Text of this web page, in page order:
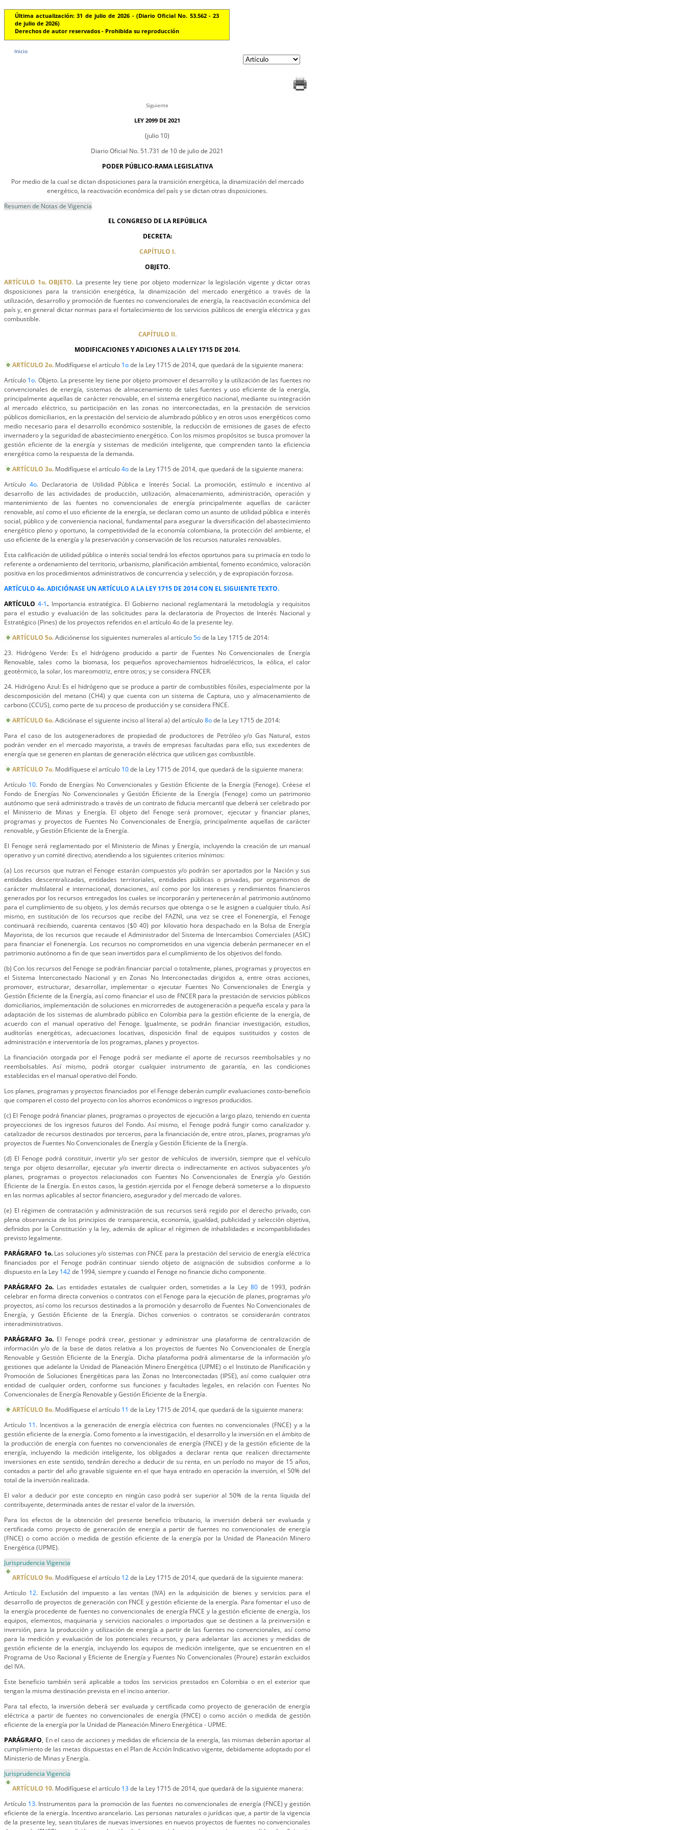
Última actualización: 31 de julio de 2026 - (Diario Oficial No. 53.562 - 23
de julio de 2026)
Derechos de autor reservados - Prohibida su reproducción
Inicio
Siguiente
LEY 2099 DE 2021
(julio 10)
Diario Oficial No. 51.731 de 10 de julio de 2021
PODER PÚBLICO-RAMA LEGISLATIVA
Por medio de la cual se dictan disposiciones para la transición energética, la dinamización del mercado
energético, la reactivación económica del país y se dictan otras disposiciones.
Resumen de Notas de Vigencia
EL CONGRESO DE LA REPÚBLICA
DECRETA:
CAPÍTULO I.
OBJETO.
ARTÍCULO 1o. OBJETO. La presente ley tiene por objeto modernizar la legislación vigente y dictar otras
disposiciones para la transición energética, la dinamización del mercado energético a través de la
utilización, desarrollo y promoción de fuentes no convencionales de energía, la reactivación económica del
país y, en general dictar normas para el fortalecimiento de los servicios públicos de energía eléctrica y gas
combustible.
CAPÍTULO II.
MODIFICACIONES Y ADICIONES A LA LEY 1715 DE 2014.
ARTÍCULO 2o. Modifíquese el artículo 1ode la Ley 1715 de 2014, que quedará de la siguiente manera:
Artículo 1o. Objeto. La presente ley tiene por objeto promover el desarrollo y la utilización de las fuentes no
convencionales de energía, sistemas de almacenamiento de tales fuentes y uso eficiente de la energía,
principalmente aquellas de carácter renovable, en el sistema energético nacional, mediante su integración
al mercado eléctrico, su participación en las zonas no interconectadas, en la prestación de servicios
públicos domiciliarios, en la prestación del servicio de alumbrado público y en otros usos energéticos como
medio necesario para el desarrollo económico sostenible, la reducción de emisiones de gases de efecto
invernadero y la seguridad de abastecimiento energético. Con los mismos propósitos se busca promover la
gestión eficiente de la energía y sistemas de medición inteligente, que comprenden tanto la eficiencia
energética como la respuesta de la demanda.
ARTÍCULO 3o. Modifíquese el artículo4ode la Ley 1715 de 2014, que quedará de la siguiente manera:
Artículo4o. Declaratoria de Utilidad Pública e Interés Social. La promoción, estímulo e incentivo al
desarrollo de las actividades de producción, utilización, almacenamiento, administración, operación y
mantenimiento de las fuentes no convencionales de energía principalmente aquellas de carácter
renovable, así como el uso eficiente de la energía, se declaran como un asunto de utilidad pública e interés
social, público y de conveniencia nacional, fundamental para asegurar la diversificación del abastecimiento
energético pleno y oportuno, la competitividad de la economía colombiana, la protección del ambiente, el
uso eficiente de la energía y la preservación y conservación de los recursos naturales renovables.
Esta calificación de utilidad pública o interés social tendrá los efectos oportunos para su primacía en todo lo
referente a ordenamiento del territorio, urbanismo, planificación ambiental, fomento económico, valoración
positiva en los procedimientos administrativos de concurrencia y selección, y de expropiación forzosa.
ARTÍCULO 4o. ADICIÓNASE UN ARTÍCULO A LA LEY 1715 DE 2014 CON EL SIGUIENTE TEXTO.
ARTÍCULO4-1. Importancia estratégica. El Gobierno nacional reglamentará la metodología y requisitos
para el estudio y evaluación de las solicitudes para la declaratoria de Proyectos de Interés Nacional y
Estratégico (Pines) de los proyectos referidos en el artículo 4o de la presente ley.
ARTÍCULO 5o.Adiciónense los siguientes numerales al artículo5ode la Ley 1715 de 2014:
23. Hidrógeno Verde: Es el hidrógeno producido a partir de Fuentes No Convencionales de Energía
Renovable, tales como la biomasa, los pequeños aprovechamientos hidroeléctricos, la eólica, el calor
geotérmico, la solar, los mareomotriz, entre otros; y se considera FNCER.
24. Hidrógeno Azul: Es el hidrógeno que se produce a partir de combustibles fósiles, especialmente por la
descomposición del metano (CH4) y que cuenta con un sistema de Captura, uso y almacenamiento de
carbono (CCUS), como parte de su proceso de producción y se considera FNCE.
ARTÍCULO 6o.Adiciónase el siguiente inciso al literal a) del artículo8ode la Ley 1715 de 2014:
Para el caso de los autogeneradores de propiedad de productores de Petróleo y/o Gas Natural, estos
podrán vender en el mercado mayorista, a través de empresas facultadas para ello, sus excedentes de
energía que se generen en plantas de generación eléctrica que utilicen gas combustible.
ARTÍCULO 7o. Modifíquese el artículo 10de la Ley 1715 de 2014, que quedará de la siguiente manera:
Artículo 10. Fondo de Energías No Convencionales y Gestión Eficiente de la Energía (Fenoge). Créese el
Fondo de Energías No Convencionales y Gestión Eficiente de la Energía (Fenoge) como un patrimonio
autónomo que será administrado a través de un contrato de fiducia mercantil que deberá ser celebrado por
el Ministerio de Minas y Energía. El objeto del Fenoge será promover, ejecutar y financiar planes,
programas y proyectos de Fuentes No Convencionales de Energía, principalmente aquellas de carácter
renovable, y Gestión Eficiente de la Energía.
El Fenoge será reglamentado por el Ministerio de Minas y Energía, incluyendo la creación de un manual
operativo y un comité directivo, atendiendo a los siguientes criterios mínimos:
(a) Los recursos que nutran el Fenoge estarán compuestos y/o podrán ser aportados por la Nación y sus
entidades descentralizadas, entidades territoriales, entidades públicas o privadas, por organismos de
carácter multilateral e internacional, donaciones, así como por los intereses y rendimientos financieros
generados por los recursos entregados los cuales se incorporarán y pertenecerán al patrimonio autónomo
para el cumplimiento de su objeto, y los demás recursos que obtenga o se le asignen a cualquier título. Así
mismo, en sustitución de los recursos que recibe del FAZNI, una vez se cree el Fonenergía, el Fenoge
continuará recibiendo, cuarenta centavos ($0 40) por kilovatio hora despachado en la Bolsa de Energía
Mayorista, de los recursos que recaude el Administrador del Sistema de Intercambios Comerciales (ASIC)
para financiar el Fonenergía. Los recursos no comprometidos en una vigencia deberán permanecer en el
patrimonio autónomo a fin de que sean invertidos para el cumplimiento de los objetivos del fondo.
(b) Con los recursos del Fenoge se podrán financiar parcial o totalmente, planes, programas y proyectos en
el Sistema Interconectado Nacional y en Zonas No Interconectadas dirigidos a, entre otras acciones,
promover, estructurar, desarrollar, implementar o ejecutar Fuentes No Convencionales de Energía y
Gestión Eficiente de la Energía, así como financiar el uso de FNCER para la prestación de servicios públicos
domiciliarios, implementación de soluciones en microrredes de autogeneración a pequeña escala y para la
adaptación de los sistemas de alumbrado público en Colombia para la gestión eficiente de la energía, de
acuerdo con el manual operativo del Fenoge. Igualmente, se podrán financiar investigación, estudios,
auditorías energéticas, adecuaciones locativas, disposición final de equipos sustituidos y costos de
administración e interventoría de los programas, planes y proyectos.
La financiación otorgada por el Fenoge podrá ser mediante el aporte de recursos reembolsables y no
reembolsables. Así mismo, podrá otorgar cualquier instrumento de garantía, en las condiciones
establecidas en el manual operativo del Fondo.
Los planes, programas y proyectos financiados por el Fenoge deberán cumplir evaluaciones costo-beneficio
que comparen el costo del proyecto con los ahorros económicos o ingresos producidos.
(c) El Fenoge podrá financiar planes, programas o proyectos de ejecución a largo plazo, teniendo en cuenta
proyecciones de los ingresos futuros del Fondo. Así mismo, el Fenoge podrá fungir como canalizador y.
catalizador de recursos destinados por terceros, para la financiación de, entre otros, planes, programas y/o
proyectos de Fuentes No Convencionales de Energía y Gestión Eficiente de la Energía.
(d) El Fenoge podrá constituir, invertir y/o ser gestor de vehículos de inversión, siempre que el vehículo
tenga por objeto desarrollar, ejecutar y/o invertir directa o indirectamente en activos subyacentes y/o
planes, programas o proyectos relacionados con Fuentes No Convencionales de Energía y/o Gestión
Eficiente de la Energía. En estos casos, la gestión ejercida por el Fenoge deberá someterse a lo dispuesto
en las normas aplicables al sector financiero, asegurador y del mercado de valores.
(e) El régimen de contratación y administración de sus recursos será regido por el derecho privado, con
plena observancia de los principios de transparencia, economía, igualdad, publicidad y selección objetiva,
definidos por la Constitución y la ley, además de aplicar el régimen de inhabilidades e incompatibilidades
previsto legalmente.
PARÁGRAFO 1o.Las soluciones y/o sistemas con FNCE para la prestación del servicio de energía eléctrica
financiados por el Fenoge podrán continuar siendo objeto de asignación de subsidios conforme a lo
dispuesto en la Ley 142de 1994, siempre y cuando el Fenoge no financie dicho componente.
PARÁGRAFO 2o.Las entidades estatales de cualquier orden, sometidas a la Ley80 de 1993, podrán
celebrar en forma directa convenios o contratos con el Fenoge para la ejecución de planes, programas y/o
proyectos, así como los recursos destinados a la promoción y desarrollo de Fuentes No Convencionales de
Energía, y Gestión Eficiente de la Energía. Dichos convenios o contratos se considerarán contratos
interadministrativos.
PARÁGRAFO 3o. El Fenoge podrá crear, gestionar y administrar una plataforma de centralización de
información y/o de la base de datos relativa a los proyectos de fuentes No Convencionales de Energía
Renovable y Gestión Eficiente de la Energía. Dicha plataforma podrá alimentarse de la información y/o
gestiones que adelante la Unidad de Planeación Minero Energética (UPME) o el Instituto de Planificación y
Promoción de Soluciones Energéticas para las Zonas no Interconectadas (IPSE), así como cualquier otra
entidad de cualquier orden, conforme sus funciones y facultades legales, en relación con Fuentes No
Convencionales de Energía Renovable y Gestión Eficiente de la Energía.
ARTÍCULO 8o. Modifíquese el artículo 11 de la Ley 1715 de 2014, que quedará de la siguiente manera:
Artículo 11. Incentivos a la generación de energía eléctrica con fuentes no convencionales (FNCE) y a la
gestión eficiente de la energía. Como fomento a la investigación, el desarrollo y la inversión en el ámbito de
la producción de energía con fuentes no convencionales de energía (FNCE) y de la gestión eficiente de la
energía, incluyendo la medición inteligente, los obligados a declarar renta que realicen directamente
inversiones en este sentido, tendrán derecho a deducir de su renta, en un período no mayor de 15 años,
contados a partir del año gravable siguiente en el que haya entrado en operación la inversión, el 50% del
total de la inversión realizada.
El valor a deducir por este concepto en ningún caso podrá ser superior al 50% de la renta líquida del
contribuyente, determinada antes de restar el valor de la inversión.
Para los efectos de la obtención del presente beneficio tributario, la inversión deberá ser evaluada y
certificada como proyecto de generación de energía a partir de fuentes no convencionales de energía
(FNCE) o como acción o medida de gestión eficiente de la energía por la Unidad de Planeación Minero
Energética (UPME).
Jurisprudencia Vigencia
ARTÍCULO 9o. Modifíquese el artículo 12de la Ley 1715 de 2014, que quedará de la siguiente manera:
Artículo 12. Exclusión del impuesto a las ventas (IVA) en la adquisición de bienes y servicios para el
desarrollo de proyectos de generación con FNCE y gestión eficiente de la energía. Para fomentar el uso de
la energía procedente de fuentes no convencionales de energía FNCE y la gestión eficiente de energía, los
equipos, elementos, maquinaria y servicios nacionales o importados que se destinen a la preinversión e
inversión, para la producción y utilización de energía a partir de las fuentes no convencionales, así como
para la medición y evaluación de los potenciales recursos, y para adelantar las acciones y medidas de
gestión eficiente de la energía, incluyendo los equipos de medición inteligente, que se encuentren en el
Programa de Uso Racional y Eficiente de Energía y Fuentes No Convencionales (Proure) estarán excluidos
del IVA.
Este beneficio también será aplicable a todos los servicios prestados en Colombia o en el exterior que
tengan la misma destinación prevista en el inciso anterior.
Para tal efecto, la inversión deberá ser evaluada y certificada como proyecto de generación de energía
eléctrica a partir de fuentes no convencionales de energía (FNCE) o como acción o medida de gestión
eficiente de la energía por la Unidad de Planeación Minero Energética - UPME.
PARÁGRAFO, En el caso de acciones y medidas de eficiencia de la energía, las mismas deberán aportar al
cumplimiento de las metas dispuestas en el Plan de Acción Indicativo vigente, debidamente adoptado por el
Ministerio de Minas y Energía.
Jurisprudencia Vigencia
ARTÍCULO 10. Modifíquese el artículo 13de la Ley 1715 de 2014, que quedará de la siguiente manera:
Artículo 13. Instrumentos para la promoción de las fuentes no convencionales de energía (FNCE) y gestión
eficiente de la energía. Incentivo arancelario. Las personas naturales o jurídicas que, a partir de la vigencia
de la presente ley, sean titulares de nuevas inversiones en nuevos proyectos de fuentes no convencionales